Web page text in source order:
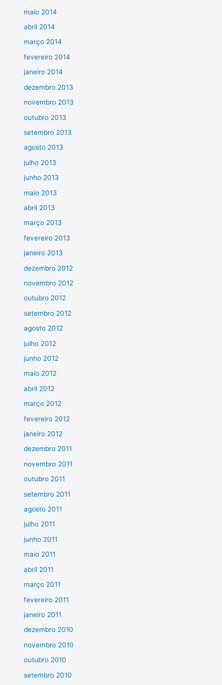
maio 2014
abril 2014
março 2014
fevereiro 2014
janeiro 2014
dezembro 2013
novembro 2013
outubro 2013
setembro 2013
agosto 2013
julho 2013
junho 2013
maio 2013
abril 2013
março 2013
fevereiro 2013
janeiro 2013
dezembro 2012
novembro 2012
outubro 2012
setembro 2012
agosto 2012
julho 2012
junho 2012
maio 2012
abril 2012
março 2012
fevereiro 2012
janeiro 2012
dezembro 2011
novembro 2011
outubro 2011
setembro 2011
agosto 2011
julho 2011
junho 2011
maio 2011
abril 2011
março 2011
fevereiro 2011
janeiro 2011
dezembro 2010
novembro 2010
outubro 2010
setembro 2010